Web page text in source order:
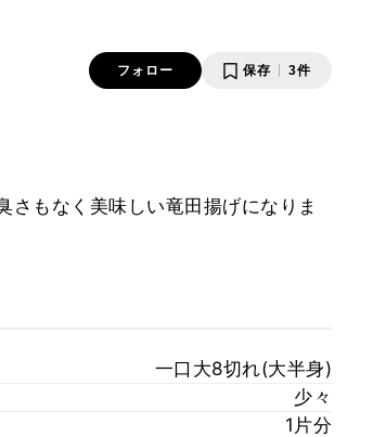
フォロー 保存 3件
もなく美味しい竜田揚げになりま
一口大8切れ(大半身)
少々
1片分